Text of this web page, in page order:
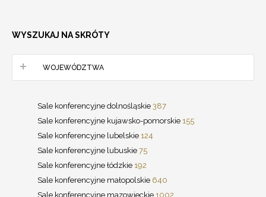
WYSZUKAJ NA SKRÓTY
WOJEWÓDZTWA
Sale konferencyjne dolnośląskie 387
Sale konferencyjne kujawsko-pomorskie 155
Sale konferencyjne lubelskie 124
Sale konferencyjne lubuskie 75
Sale konferencyjne łódzkie 192
Sale konferencyjne małopolskie 640
Sale konferencyjne mazowieckie 1002